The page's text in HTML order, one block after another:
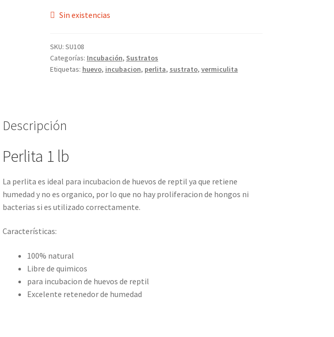
Sin existencias
SKU: SU108
Categorías: Incubación, Sustratos
Etiquetas: huevo, incubacion, perlita, sustrato, vermiculita
Descripción
Perlita 1 lb
La perlita es ideal para incubacion de huevos de reptil ya que retiene
humedad y no es organico, por lo que no hay proliferacion de hongos ni
bacterias si es utilizado correctamente.
Características:
100% natural
Libre de quimicos
para incubacion de huevos de reptil
Excelente retenedor de humedad